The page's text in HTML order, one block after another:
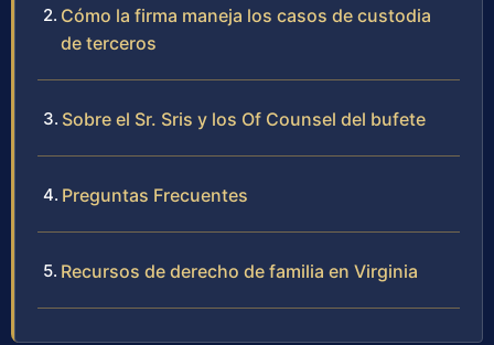
Cómo la firma maneja los casos de custodia
de terceros
Sobre el Sr. Sris y los Of Counsel del bufete
Preguntas Frecuentes
Recursos de derecho de familia en Virginia